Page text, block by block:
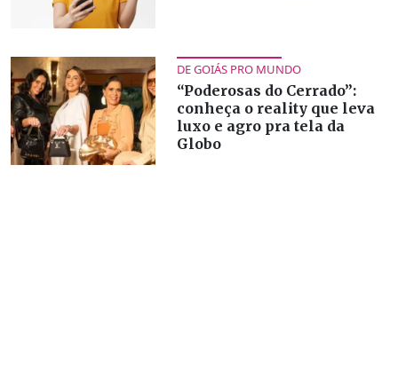
DE GOIÁS PRO MUNDO
“Poderosas do Cerrado”:
conheça o reality que leva
luxo e agro pra tela da
Globo